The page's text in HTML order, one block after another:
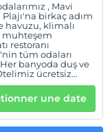
facturés
maximum de
, Mavi
Plajı'na birkaç adım
havuzu, klimalı
muhteşem
restoranı
tüm odaları
banyoda duş ve
ücretsiz
sunmaktadır.
une date